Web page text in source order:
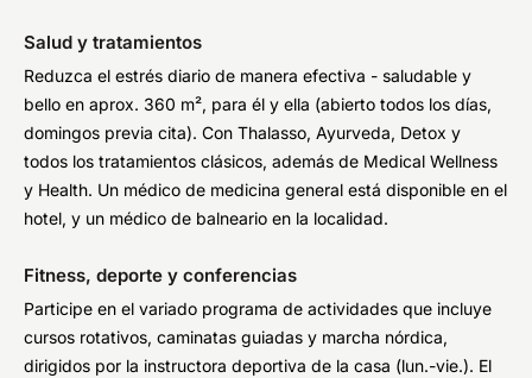
Salud y tratamientos
Reduzca el estrés diario de manera efectiva - saludable y
bello en aprox. 360 m², para él y ella (abierto todos los días,
domingos previa cita). Con Thalasso, Ayurveda, Detox y
todos los tratamientos clásicos, además de Medical Wellness
y Health. Un médico de medicina general está disponible en el
hotel, y un médico de balneario en la localidad.
Fitness, deporte y conferencias
Participe en el variado programa de actividades que incluye
cursos rotativos, caminatas guiadas y marcha nórdica,
dirigidos por la instructora deportiva de la casa (lun.-vie.). El